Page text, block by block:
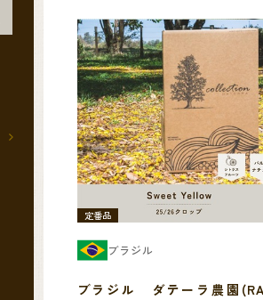
定番品
ブラジル
ブラジル ダテーラ農園